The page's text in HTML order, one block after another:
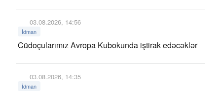
03.08.2026, 14:56
İdman
Cüdoçularımız Avropa Kubokunda iştirak edəcəklər
03.08.2026, 14:35
İdman